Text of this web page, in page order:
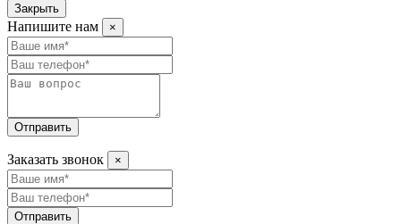
Закрыть
Напишите нам ×
Отправить
Заказать звонок ×
Отправить